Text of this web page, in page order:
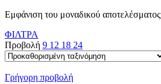
Εμφάνιση του μοναδικού αποτελέσματος
ΦΙΛΤΡΑ
Προβολή 9 12 18 24
Γρήγορη προβολή